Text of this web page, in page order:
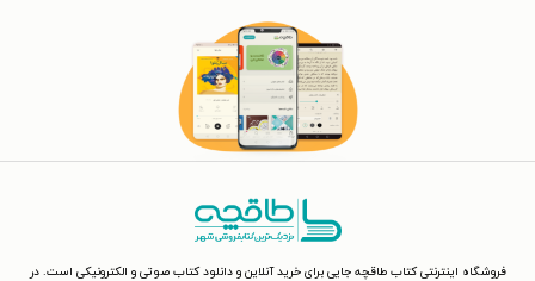
فروشگاه اینترنتی کتاب طاقچه جایی برای خرید آنلاین و دانلود کتاب صوتی و الکترونیکی است. در